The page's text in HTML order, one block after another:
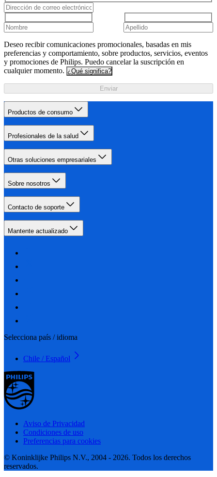
Deseo recibir comunicaciones promocionales, basadas en mis
preferencias y comportamiento, sobre productos, servicios, eventos
y promociones de Philips. Puedo cancelar la suscripción en
cualquier momento. ¿Qué significa?
Enviar
Productos de consumo
Profesionales de la salud
Otras soluciones empresariales
Sobre nosotros
Contacto de soporte
Mantente actualizado
Selecciona país / idioma
Chile / Español
Aviso de Privacidad
Condiciones de uso
Preferencias para cookies
© Koninklijke Philips N.V., 2004 - 2026. Todos los derechos
reservados.